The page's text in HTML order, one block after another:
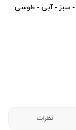
- سبز - آبی - طوسی
نظرات